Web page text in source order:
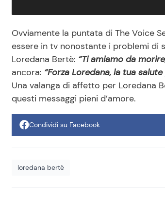
Ovviamente la puntata di The Voice
essere in tv nonostante i problemi di
Loredana Bertè: “Ti amiamo da
ancora: “Forza Loredana, la tua
Una valanga di affetto per Loredana
questi messaggi pieni d’amore.
Condividi su Facebook
loredana bertè